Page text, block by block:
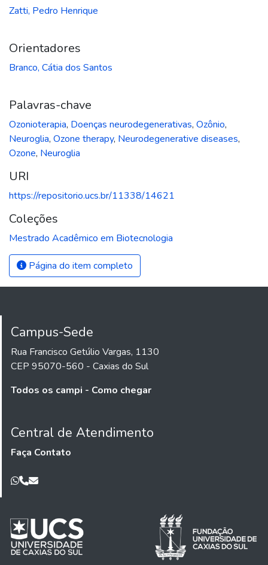
Zatti, Pedro Henrique
Orientadores
Branco, Cátia dos Santos
Palavras-chave
Ozonioterapia, Doenças neurodegenerativas, Ozônio,
Neuroglia, Ozone therapy, Neurodegenerative diseases,
Ozone, Neuroglia
URI
https://repositorio.ucs.br/11338/14621
Coleções
Mestrado Acadêmico em Biotecnologia
Página do item completo
Campus-Sede
Rua Francisco Getúlio Vargas, 1130
CEP 95070-560 - Caxias do Sul
Todos os campi - Como chegar
Central de Atendimento
Faça Contato